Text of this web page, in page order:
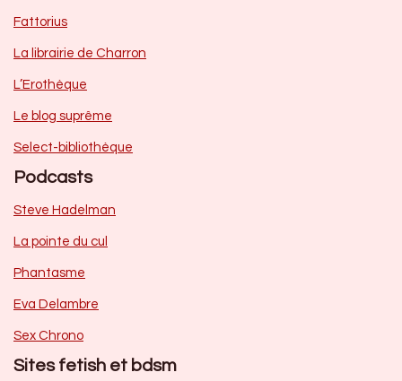
Fattorius
La librairie de Charron
L’Erothèque
Le blog suprême
Select-bibliothèque
Podcasts
Steve Hadelman
La pointe du cul
Phantasme
Eva Delambre
Sex Chrono
Sites fetish et bdsm